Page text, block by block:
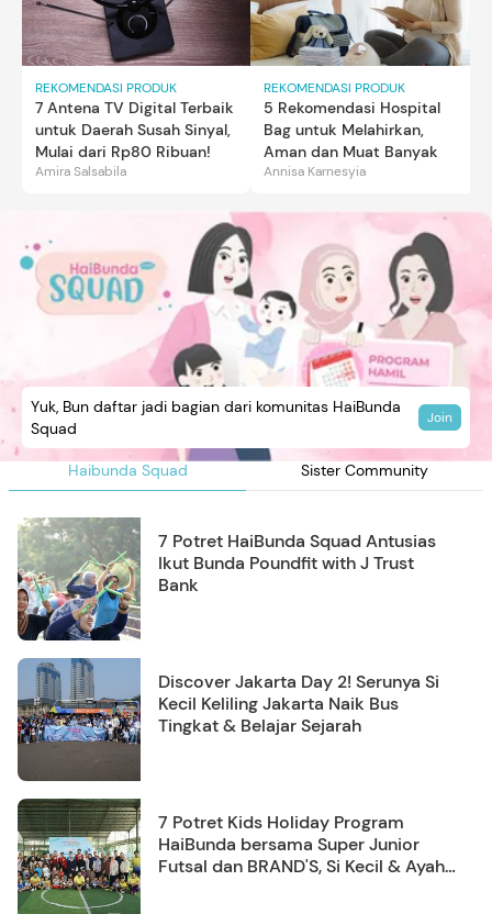
REKOMENDASI PRODUK
7 Antena TV Digital Terbaik
untuk Daerah Susah Sinyal,
Mulai dari Rp80 Ribuan!
Amira Salsabila
REKOMENDASI PRODUK
5 Rekomendasi Hospital
Bag untuk Melahirkan,
Aman dan Muat Banyak
Annisa Karnesyia
Haibunda Squad Sister Community
Yuk, Bun daftar jadi bagian dari komunitas HaiBunda
Squad
Join
7 Potret HaiBunda Squad Antusias
Ikut Bunda Poundfit with J Trust
Bank
Discover Jakarta Day 2! Serunya Si
Kecil Keliling Jakarta Naik Bus
Tingkat & Belajar Sejarah
7 Potret Kids Holiday Program
HaiBunda bersama Super Junior
Futsal dan BRAND'S, Si Kecil & Ayah